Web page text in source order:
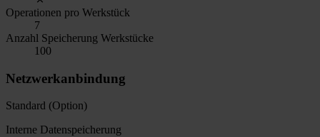
Operationen pro Werkstück
7
Anzahl Speicherung Werkstücke
100
Netzwerkanbindung
Standard (Option)
Interne Datenspeicherung